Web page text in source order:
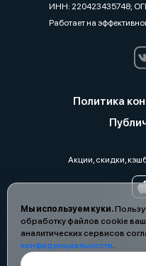
Мы используем куки.
обработку файлов cookie
аналитических сервисов
конфиденциальности.
ИНН: 220423435748;
Работает на
Политика
Акции, скидки,